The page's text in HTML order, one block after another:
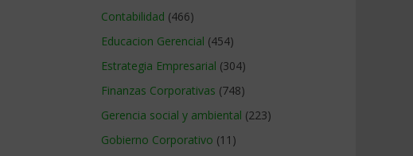
Contabilidad (466)
Educacion Gerencial (454)
Estrategia Empresarial (304)
Finanzas Corporativas (748)
Gerencia social y ambiental (223)
Gobierno Corporativo (11)